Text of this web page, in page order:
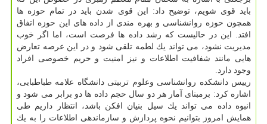
باید قوی شویم، توضیح داد: این قوی شدن باید در تمام حوزه ها
همچون حوزه روانشناسی و بهره مندی از داده های این حوزه اتفاق
افتد. این در حالیست كه رشد داده ها فرصت است، اما اگر خوب
مدیریت نشود، می تواند یك لطمه تلقی شود و در این عرصه تعارض
هایی مانند شفافیت اطلاعات و نیز امنیت و حریم خصوصی افراد
وجود دارد.
رییس دانشكده روانشناسی وعلوم تربیتی دانشگاه علامه طباطبایی،
اشاره كرد: برمبنای آمار هر دو سال حجم داده ها دو برابر می شود و
انبوه داده می تواند یك سیل بنیان افكن باشد، انتظار داریم طی
همایش امروز بتوانیم نحوه پردازش و سازماندهی اطلاعات را به یك